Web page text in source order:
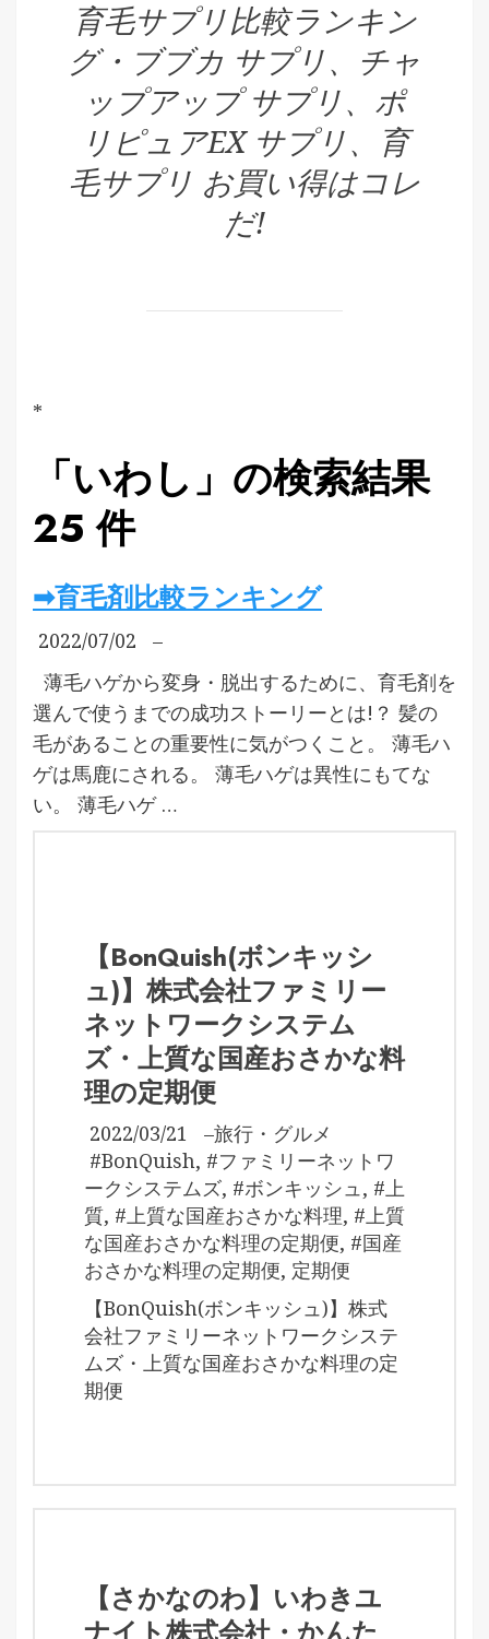
育毛サプリ比較ランキン
グ・ブブカ サプリ、チャ
ップアップ サプリ、ポ
リピュアEX サプリ、育
毛サプリ お買い得はコレ
だ!
*
「いわし」の検索結果
25 件
➡育毛剤比較ランキング
2022/07/02
–
薄毛ハゲから変身・脱出するために、育毛剤を
選んで使うまでの成功ストーリーとは!？ 髪の
毛があることの重要性に気がつくこと。 薄毛ハ
ゲは馬鹿にされる。 薄毛ハゲは異性にもてな
い。 薄毛ハゲ …
【BonQuish(ボンキッシ
ュ)】株式会社ファミリー
ネットワークシステム
ズ・上質な国産おさかな料
理の定期便
2022/03/21 –旅行・グルメ
#BonQuish, #ファミリーネットワ
ークシステムズ, #ボンキッシュ , #上
質, #上質な国産おさかな料理, #上質
な国産おさかな料理の定期便, #国産
おさかな料理の定期便, 定期便
【BonQuish(ボンキッシュ)】株式
会社ファミリーネットワークシステ
ムズ・上質な国産おさかな料理の定
期便
【さかなのわ】いわきユ